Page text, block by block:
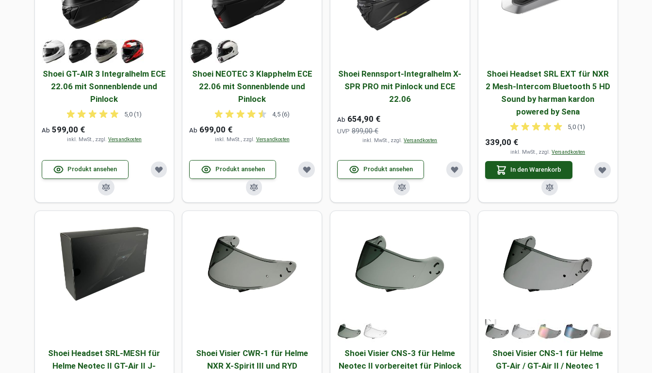
Shoei GT-AIR 3 Integralhelm ECE
22.06 mit Sonnenblende und
Pinlock
5,0 (1)
Ab 599,00 €
inkl. MwSt., zzgl. Versandkosten
Produkt ansehen
Shoei NEOTEC 3 Klapphelm ECE
22.06 mit Sonnenblende und
Pinlock
4,5 (6)
Ab 699,00 €
inkl. MwSt., zzgl. Versandkosten
Produkt ansehen
Shoei Rennsport-Integralhelm X-
SPR PRO mit Pinlock und ECE
22.06
Ab 654,90 €
UVP 899,00 €
inkl. MwSt., zzgl.Versandkosten
Produkt ansehen
Shoei Headset SRL EXT für NXR
2 Mesh-Intercom Bluetooth 5 HD
Sound by harman kardon
powered by Sena
5,0 (1)
339,00 €
inkl. MwSt., zzgl.Versandkosten
In den Warenkorb
Shoei Headset SRL-MESH für
Helme Neotec II GT-Air II J-
Shoei Visier CWR-1 für Helme
NXR X-Spirit III und RYD
Shoei Visier CNS-3 für Helme
Neotec II vorbereitet für Pinlock
Shoei Visier CNS-1 für Helme
GT-Air / GT-Air II / Neotec 1